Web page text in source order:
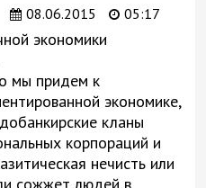
08.06.2015 05:17
экономики
мы придем к
экономике,
кланы
корпораций и
нечисть или